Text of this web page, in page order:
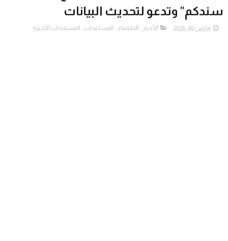
سندكم" وتدعو لتحديث البيانات
مارس 08, 2026 الأخبار , الاقتصاد, المساعدات, المستجدات الأخيرة